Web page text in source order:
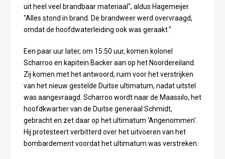
uit heel veel brandbaar materiaal", aldus Hagemeijer.
"Alles stond in brand. De brandweer werd overvraagd,
omdat de hoofdwaterleiding ook was geraakt."
Een paar uur later, om 15:50 uur, komen kolonel
Scharroo en kapitein Backer aan op het Noordereiland.
Zij komen met het antwoord, ruim voor het verstrijken
van het nieuw gestelde Duitse ultimatum, nadat uitstel
was aangevraagd. Scharroo wordt naar de Maassilo, het
hoofdkwartier van de Duitse generaal Schmidt,
gebracht en zet daar op het ultimatum 'Angenommen'.
Hij protesteert verbitterd over het uitvoeren van het
bombardement voordat het ultimatum was verstreken.